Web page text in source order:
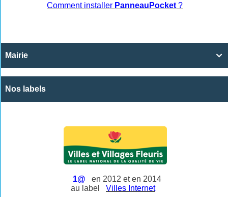
Comment installer PanneauPocket ?

Mairie
Nos labels
1@
en 2012 et en 2014
au label
Villes Internet